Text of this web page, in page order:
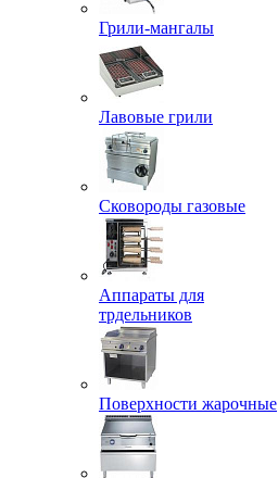
Грили-мангалы
Лавовые грили
Сковороды газовые
Аппараты для
трдельников
Поверхности жарочные